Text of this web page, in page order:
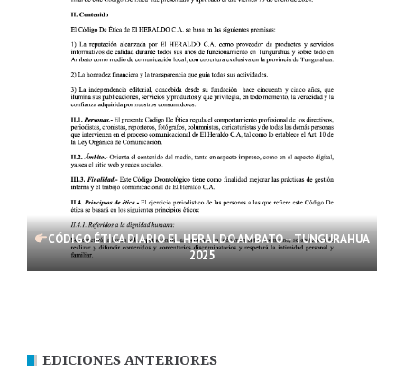
CÓDIGO ÉTICA DIARIO EL HERALDO AMBATO – TUNGURAHUA
2025
EDICIONES ANTERIORES